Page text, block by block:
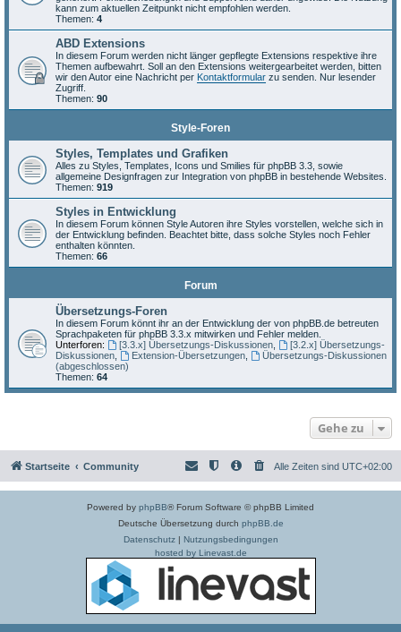
kann zum aktuellen Zeitpunkt nicht empfohlen werden.
Themen: 4
ABD Extensions
In diesem Forum werden nicht länger gepflegte Extensions respektive ihre
Themen aufbewahrt. Soll an den Extensions weitergearbeitet werden, bitten
wir den Autor eine Nachricht per Kontaktformular zu senden. Nur lesender
Zugriff.
Themen: 90
Style-Foren
Styles, Templates und Grafiken
Alles zu Styles, Templates, Icons und Smilies für phpBB 3.3, sowie
allgemeine Designfragen zur Integration von phpBB in bestehende Websites.
Themen: 919
Styles in Entwicklung
In diesem Forum können Style Autoren ihre Styles vorstellen, welche sich in
der Entwicklung befinden. Beachtet bitte, dass solche Styles noch Fehler
enthalten könnten.
Themen: 66
Forum
Übersetzungs-Foren
In diesem Forum könnt ihr an der Entwicklung der von phpBB.de betreuten
Sprachpaketen für phpBB 3.3.x mitwirken und Fehler melden.
Unterforen:
[3.3.x] Übersetzungs-Diskussionen,
[3.2.x] Übersetzungs-
Diskussionen
Extension-Übersetzungen,
Übersetzungs-Diskussionen
(abgeschlossen)
Themen: 64
Gehe zu
Startseite Community Alle Zeiten sind UTC+02:00
Powered by phpBB® Forum Software © phpBB Limited
Deutsche Übersetzung durch phpBB.de
Datenschutz| Nutzungsbedingungen
hosted by Linevast.de